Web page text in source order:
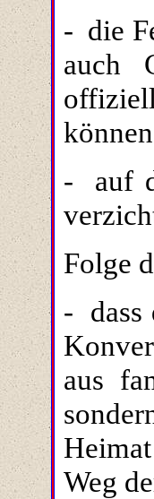
- die
auch
-
auf
Folge
-
aus
Weg